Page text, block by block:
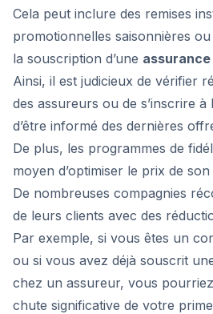
Cela peut inclure des remises
promotionnelles saisonnières
la souscription d’une
Ainsi, il est judicieux de vérifier
des assureurs ou de s’inscrire
d’être informé des dernières
De plus, les programmes de
moyen d’optimiser le prix de
De nombreuses compagnies
de leurs clients avec des
Par exemple, si vous êtes un
ou si vous avez déjà souscrit
chez un assureur, vous
chute significative de votre